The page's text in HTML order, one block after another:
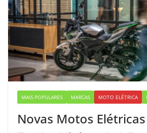
MAIS POPULARES MARCAS MOTO ELÉTRICA
Novas Motos